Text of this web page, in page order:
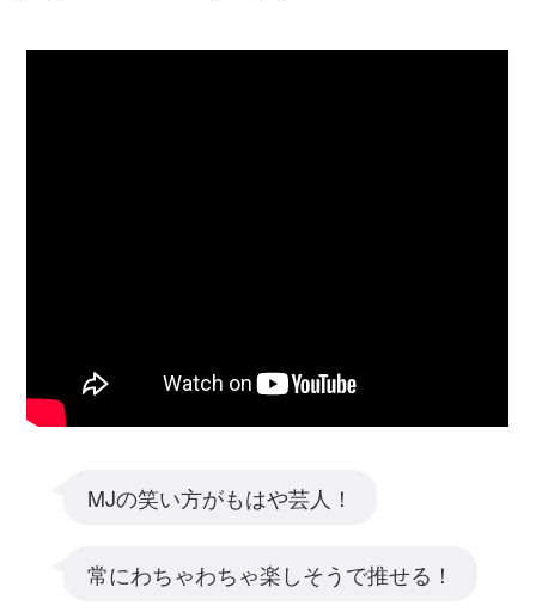
MJの笑い方がもはや芸人！
常にわちゃわちゃ楽しそうで推せる！